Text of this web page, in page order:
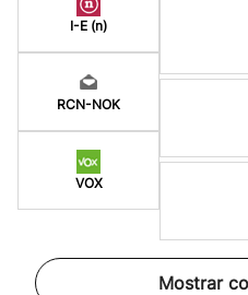
I-E (n)
RCN-NOK
VOX
Mostrar